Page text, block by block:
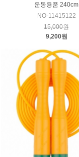
운동용품 240cm
NO-11415122
15,000원
9,200원